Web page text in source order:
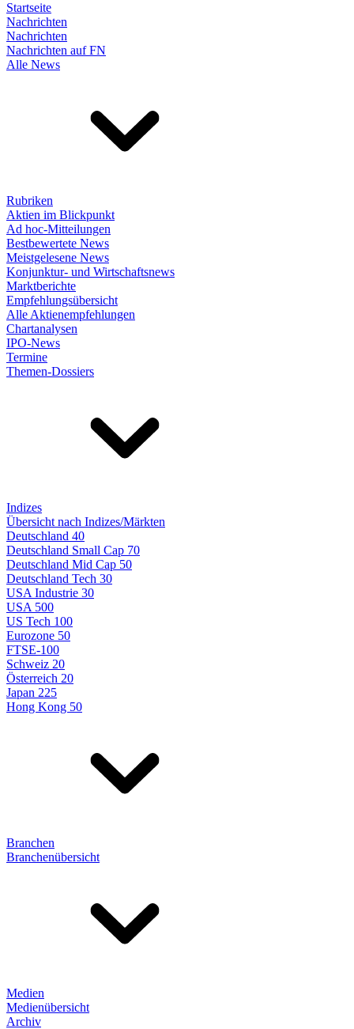
Startseite
Nachrichten
Nachrichten
Nachrichten auf FN
Alle News
Rubriken
Aktien im Blickpunkt
Ad hoc-Mitteilungen
Bestbewertete News
Meistgelesene News
Konjunktur- und Wirtschaftsnews
Marktberichte
Empfehlungsübersicht
Alle Aktienempfehlungen
Chartanalysen
IPO-News
Termine
Themen-Dossiers
Indizes
Übersicht nach Indizes/Märkten
Deutschland 40
Deutschland Small Cap 70
Deutschland Mid Cap 50
Deutschland Tech 30
USA Industrie 30
USA 500
US Tech 100
Eurozone 50
FTSE-100
Schweiz 20
Österreich 20
Japan 225
Hong Kong 50
Branchen
Branchenübersicht
Medien
Medienübersicht
Archiv